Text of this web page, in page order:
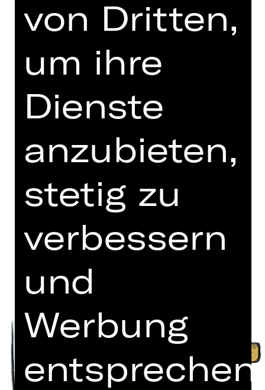
11.15 - 12.15 Uhr
Schulvorstellung
Kammerspiele
Für die Buchung und weitere
Informationen zu Schulvorstellungen
an schulplatzmiete(a)staatstheater-
nuernberg.de oder 0911/66069-6002
Termine und Besetzung
von Dritten,
um ihre
Dienste
anzubieten,
stetig zu
verbessern
und
Werbung